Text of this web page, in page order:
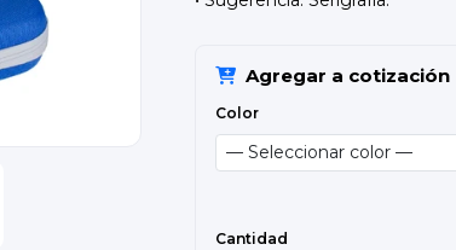
Agregar a cotización
Color
Cantidad